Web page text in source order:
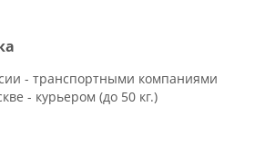
- транспортными компаниями
- курьером (до 50 кг.)